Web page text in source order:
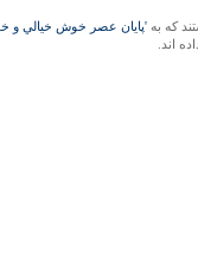
که به 'پايان عصر خوش خيالي و
اند.